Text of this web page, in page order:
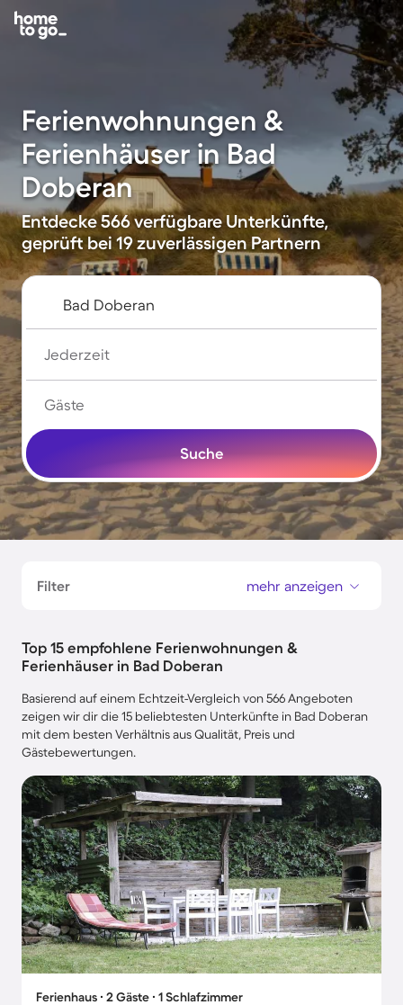
Ferienwohnungen &
Ferienhäuser in Bad
Doberan
Entdecke 566 verfügbare Unterkünfte,
geprüft bei 19 zuverlässigen Partnern
Jederzeit
Gäste
Suche
Filter mehr anzeigen
Top 15 empfohlene Ferienwohnungen &
Ferienhäuser in Bad Doberan
Basierend auf einem Echtzeit-Vergleich von 566 Angeboten
zeigen wir dir die 15 beliebtesten Unterkünfte in Bad Doberan
mit dem besten Verhältnis aus Qualität, Preis und
Gästebewertungen.
Ferienhaus ∙ 2 Gäste ∙ 1 Schlafzimmer